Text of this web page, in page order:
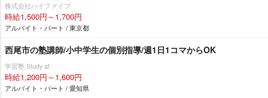
株式会社ハイファイブ
時給1,500円～1,700円
アルバイト・パート / 東京都
西尾市の塾講師/小中学生の個別指導/週1日1コマからOK
学習塾 Study at
時給1,200円～1,600円
アルバイト・パート / 愛知県